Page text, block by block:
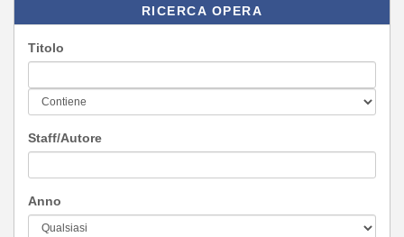
RICERCA OPERA
Titolo
Staff/Autore
Anno